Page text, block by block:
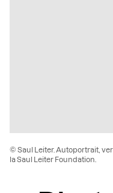
© Saul Leiter. Autoportrait,
la Saul Leiter Foundation.